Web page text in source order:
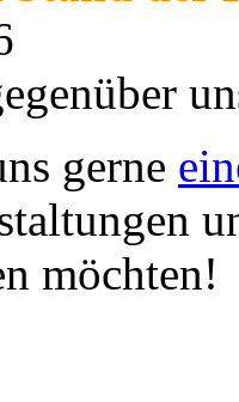
gerne
möchten!